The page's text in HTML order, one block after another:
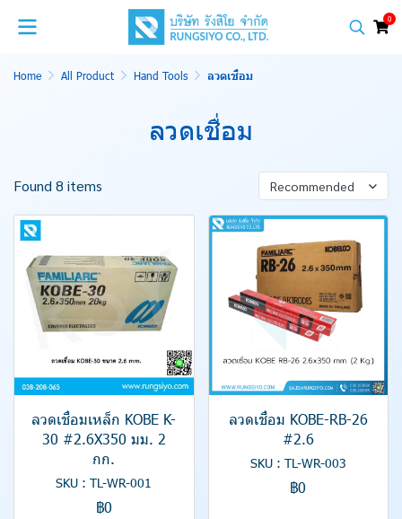
0
Home All Product Hand Tools ลวดเชื่อม
ลวดเชื่อม
Found 8 items Recommended
ลวดเชื่อมเหล็ก KOBE K-
30 #2.6X350 มม. 2
กก.
SKU : TL-WR-001
฿0
ลวดเชื่อม KOBE-RB-26
#2.6
SKU : TL-WR-003
฿0